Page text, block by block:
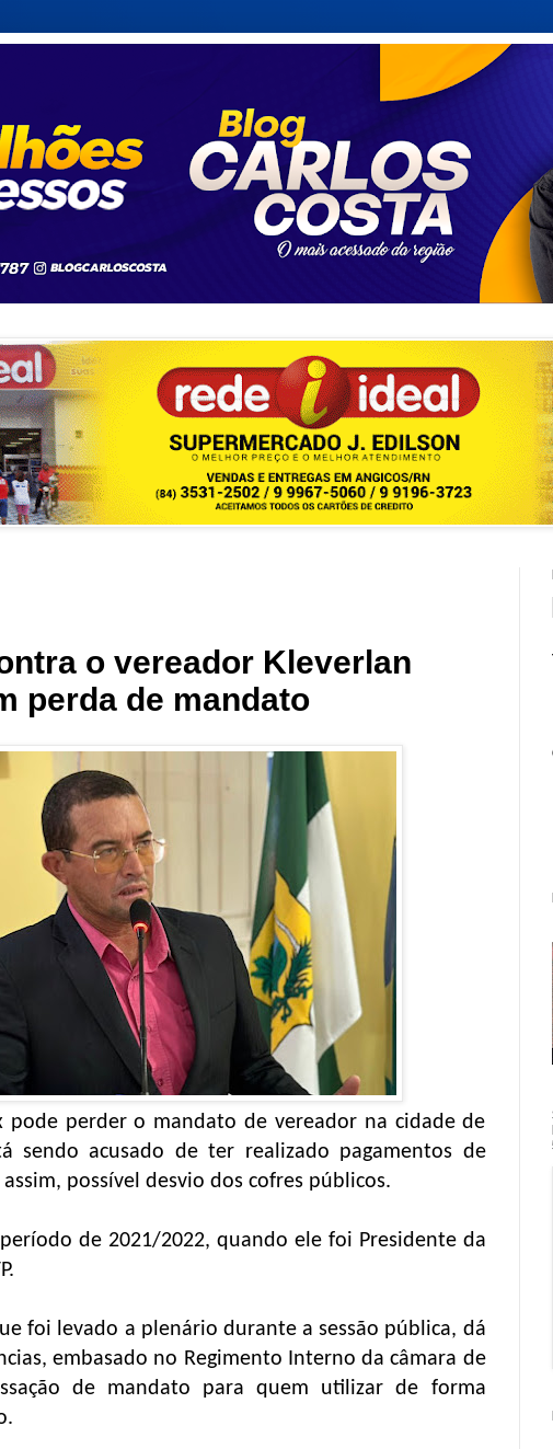
o vereador Kleverlan
perda de mandato
pode perder o mandato de vereador na cidade de
sendo acusado de ter realizado pagamentos de
possível desvio dos cofres públicos.
de 2021/2022, quando ele foi Presidente da
foi levado a plenário durante a sessão pública, dá
embasado no Regimento Interno da câmara de
de mandato para quem utilizar de forma